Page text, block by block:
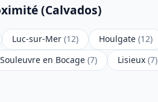
(Calvados)
Luc-sur-Mer (12) Houlgate (12)
Souleuvre en Bocage (7) Lisieux (7)